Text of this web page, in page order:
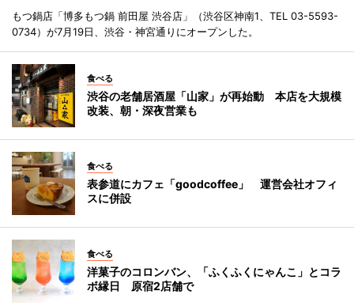
もつ鍋店「博多もつ鍋 前田屋 渋谷店」（渋谷区神南1、TEL 03-5593-
0734）が7月19日、渋谷・神宮通りにオープンした。
食べる
渋谷の老舗居酒屋「山家」が再始動 本店を大規模
改装、朝・深夜営業も
食べる
表参道にカフェ「goodcoffee」 運営会社オフィ
スに併設
食べる
洋菓子のコロンバン、「ふくふくにゃんこ」とコラ
ボ縁日 原宿2店舗で